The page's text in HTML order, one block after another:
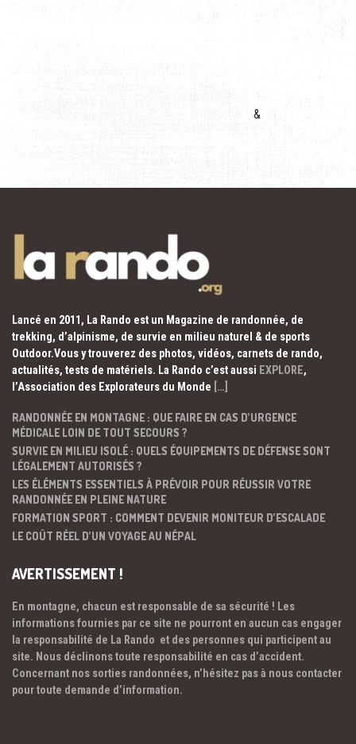
&
Lancé en 2011, La Rando est un Magazine de randonnée, de
trekking, d’alpinisme, de survie en milieu naturel & de sports
Outdoor.Vous y trouverez des photos, vidéos, carnets de rando,
actualités, tests de matériels. La Rando c’est aussi EXPLORE,
l’Association des Explorateurs du Monde […]
RANDONNÉE EN MONTAGNE : QUE FAIRE EN CAS D’URGENCE
MÉDICALE LOIN DE TOUT SECOURS ?
SURVIE EN MILIEU ISOLÉ : QUELS ÉQUIPEMENTS DE DÉFENSE SONT
LÉGALEMENT AUTORISÉS ?
LES ÉLÉMENTS ESSENTIELS À PRÉVOIR POUR RÉUSSIR VOTRE
RANDONNÉE EN PLEINE NATURE
FORMATION SPORT : COMMENT DEVENIR MONITEUR D’ESCALADE
LE COÛT RÉEL D’UN VOYAGE AU NÉPAL
AVERTISSEMENT !
En montagne, chacun est responsable de sa sécurité ! Les
informations fournies par ce site ne pourront en aucun cas engager
la responsabilité de La Rando et des personnes qui participent au
site. Nous déclinons toute responsabilité en cas d’accident.
Concernant nos sorties randonnées, n’hésitez pas à nous contacter
pour toute demande d’information.